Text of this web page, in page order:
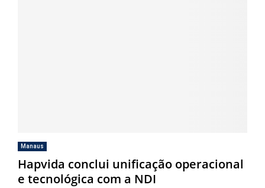
Manaus
Hapvida conclui unificação operacional
e tecnológica com a NDI